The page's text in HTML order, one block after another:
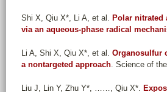
Shi X, Qiu X*, Li A, et al. Polar
via an aqueous-phase radical
Li A, Shi X, Qiu X*, et al. Organosulfur
a nontargeted approach. Science of
Liu J, Lin Y, Zhu Y*, ……, Qiu X*.